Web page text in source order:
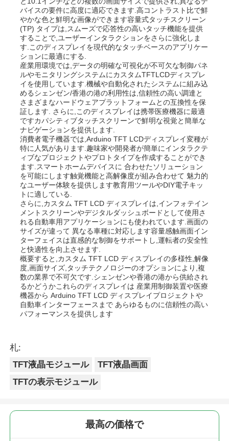
バイスの要件に高度に適応できます.高コントラスト比で鮮
やかな色と鮮明な画像ができます容量式タッチスクリーン
(TP) タイプは,スムーズで応答性の高いタッチ機能を提供
することで,ユーザーインタラクションをさらに強化しま
す.このディスプレイを現代的なタッチベースのアプリケー
ションに最適にする.
産業用環境では,データの明確な可視化が不可欠な制御パネ
ルやモニタリングシステムにカスタムTFTLCDディスプレ
イを使用しています.機械や自動化されたシステムに組み込
めるシェンゼン/香港の港の利用性は,信頼性の高い調達と
さまざまなハードウェアプラットフォームとの互換性を保
証します. さらに,このディスプレイは携帯医療機器に最適
ですカパシティブタッチスクリーンで鮮明な視覚と簡単な
ナビゲーションを提供します.
消費者電子機器では,Arduino TFT LCDディスプレイ変種が
特に人気があります.趣味家や開発者が簡単にインタラクテ
ィブなプロジェクトやプロトタイプを作成することができ
ます.スマートホームデバイスに 合わせたソリューション
を可能にします触覚機能と高解像度が組み合わせて 魅力的
なユーザー体験を提供します教育用ツールやDIY電子キッ
トに適している.
さらに,カスタム TFT LCD ディスプレイは,インフォテイン
メントスクリーンやデジタルダッシュボードとして使用さ
れる自動車用アプリケーションにも使われています.画面の
サイズが違って 異なる車種に対応します容量感触画面イン
ターフェイスは直感的な制御をサポートし,運転者の安全性
と快適性を向上させます.
概要すると,カスタム TFT LCD ディスプレイの多様性,解像
度,画面サイズ,タッチテクノロジーのオプションにより,複
数の業界で不可欠です.シェンゼンや香港の港から供給され
るかどうかこれらのディスプレイは 産業用制御装置や医療
機器から Arduino TFT LCD ディスプレイプロジェクトや
自動車インターフェースまで あらゆるものに信頼性の高い
パフォーマンスを提供します
札:
TFT液晶モジュール
TFT液晶画面
TFTの表示モジュール
最高の価格で